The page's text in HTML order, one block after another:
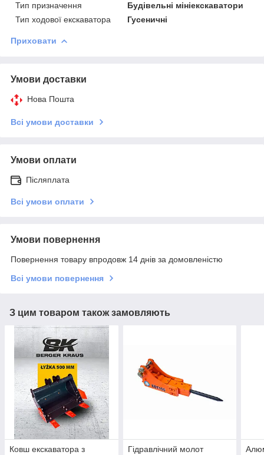
Тип призначення
Будівельні мініекскаватори
Тип ходової екскаватора
Гусеничні
Приховати
Умови доставки
Нова Пошта
Всі умови доставки
Умови оплати
Післяплата
Всі умови оплати
Умови повернення
Повернення товару впродовж 14 днів за домовленістю
Всі умови повернення
З цим товаром також замовляють
Ковш екскаватора з
Гідравлічний молот